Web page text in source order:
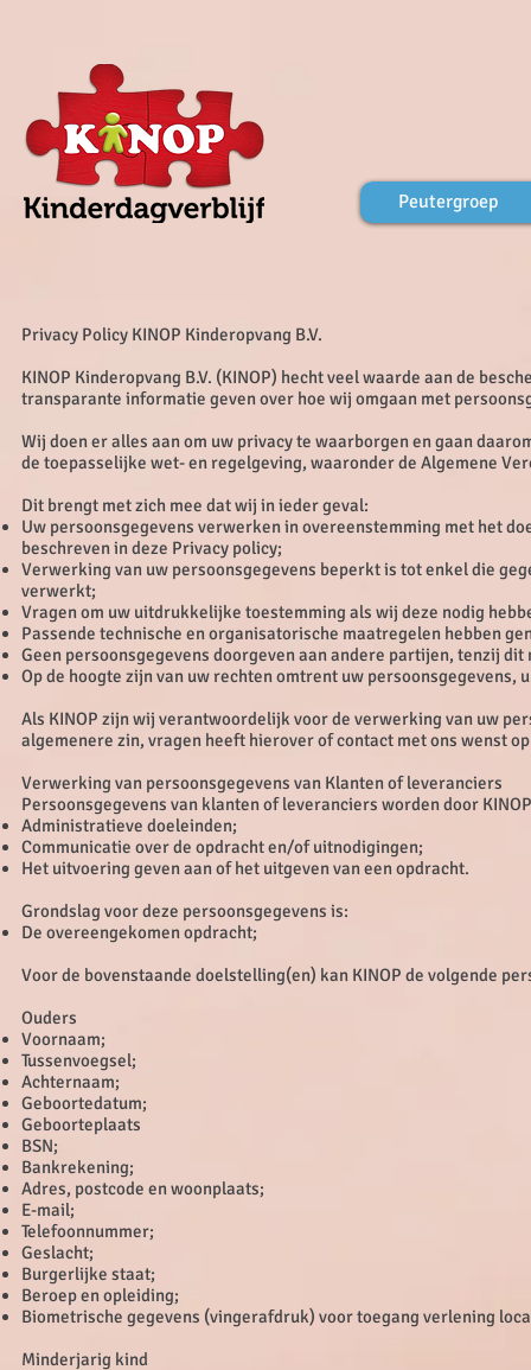
Peutergroep
Privacy Policy KINOP Kinderopvang B.V.
KINOP Kinderopvang B.V. (KINOP) hecht veel waarde aan de
transparante informatie geven over hoe wij omgaan met
Wij doen er alles aan om uw privacy te waarborgen en gaan
de toepasselijke wet- en regelgeving, waaronder de Algemene
Dit brengt met zich mee dat wij in ieder geval:
Uw persoonsgegevens verwerken in overeenstemming met het
beschreven in deze Privacy policy;
Verwerking van uw persoonsgegevens beperkt is tot enkel die
verwerkt;
Vragen om uw uitdrukkelijke toestemming als wij deze nodig
Passende technische en organisatorische maatregelen hebben
Geen persoonsgegevens doorgeven aan andere partijen, tenzij
Op de hoogte zijn van uw rechten omtrent uw persoonsgegevens,
Als KINOP zijn wij verantwoordelijk voor de verwerking van uw
algemenere zin, vragen heeft hierover of contact met ons wenst
Verwerking van persoonsgegevens van Klanten of leveranciers
Persoonsgegevens van klanten of leveranciers worden door
Administratieve doeleinden;
Communicatie over de opdracht en/of uitnodigingen;
Het uitvoering geven aan of het uitgeven van een opdracht.
Grondslag voor deze persoonsgegevens is:
De overeengekomen opdracht;
Voor de bovenstaande doelstelling(en) kan KINOP de volgende
Ouders
Voornaam;
Tussenvoegsel;
Achternaam;
Geboortedatum;
Geboorteplaats
BSN;
Bankrekening;
Adres, postcode en woonplaats;
E-mail;
Telefoonnummer;
Geslacht;
Burgerlijke staat;
Beroep en opleiding;
Biometrische gegevens (vingerafdruk) voor toegang verlening
Minderjarig kind